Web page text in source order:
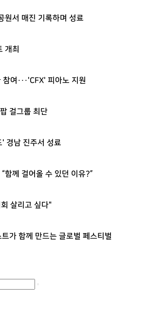
원서 매진 기록하며 성료
개최
여···'CFX' 피아노 지원
걸그룹 최단
경남 진주서 성료
함께 걸어올 수 있던 이유?”
살리고 싶다"
가 함께 만드는 글로벌 페스티벌